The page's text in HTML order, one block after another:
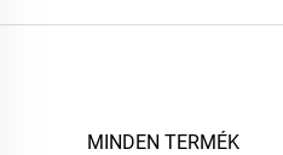
MINDEN TERMÉK